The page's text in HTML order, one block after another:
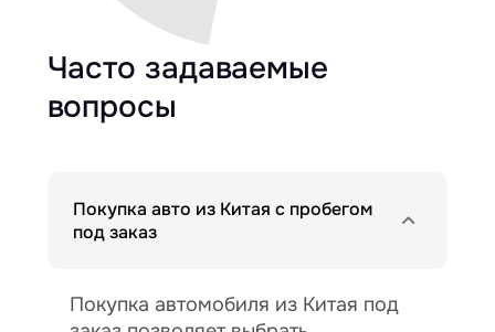
Часто задаваемые
вопросы
Покупка авто из Китая с пробегом
под заказ
Покупка автомобиля из Китая под